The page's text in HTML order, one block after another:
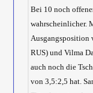
Bei 10 noch
wahrscheinlicher.
Ausgangsposition
RUS) und Vilma
auch noch die
von 3,5:2,5 hat.